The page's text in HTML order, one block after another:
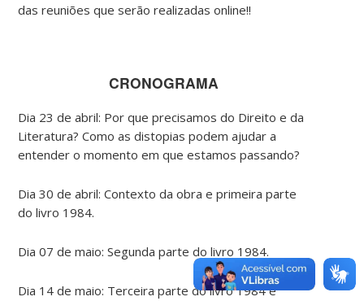
das reuniões que serão realizadas online!!
CRONOGRAMA
Dia 23 de abril: Por que precisamos do Direito e da
Literatura? Como as distopias podem ajudar a
entender o momento em que estamos passando?
Dia 30 de abril: Contexto da obra e primeira parte
do livro 1984.
Dia 07 de maio: Segunda parte do livro 1984.
Dia 14 de maio: Terceira parte do livro 1984 e